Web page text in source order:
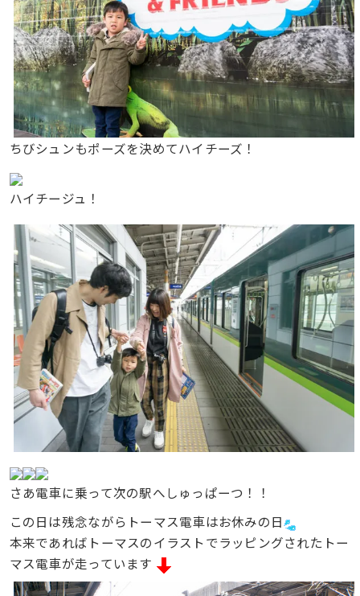
ちびシュンもポーズを決めてハイチーズ！
ハイチージュ！
さあ電車に乗って次の駅へしゅっぱーつ！！
この日は残念ながらトーマス電車はお休みの日
本来であればトーマスのイラストでラッピングされたトー
マス電車が走っています